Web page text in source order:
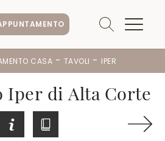
CASA - TAVOLI - IPER
Iper di Alta Corte